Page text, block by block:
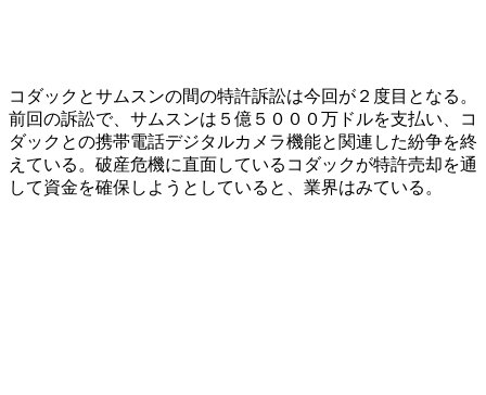
コダックとサムスンの間の特許訴訟は今回が２度目となる。
前回の訴訟で、サムスンは５億５０００万ドルを支払い、コ
ダックとの携帯電話デジタルカメラ機能と関連した紛争を終
えている。破産危機に直面しているコダックが特許売却を通
して資金を確保しようとしていると、業界はみている。